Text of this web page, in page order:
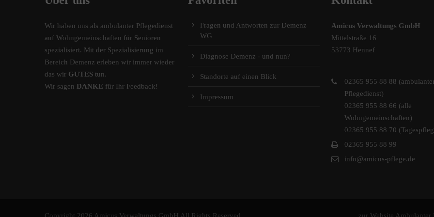
Wir haben uns als ambulanter Pflegedienst
auf Wohngemeinschaften für Senioren
spezialisiert. Mit der Spezialisierung im
Bereich Demenz erleben wir immer wieder
das wir GUTES tun.
Wir sagen DANKE für Ihr Feedback!
Fragen und Antworten zur Demenz
WG
Diagnose Demenz - und nun?
Standorte auf einen Blick
Impressum
Amicus Verwaltungs GmbH
Mittelstraße 16
53773 Hennef
02365 955 88 88
Pflegedienst)
02365 955 88 66 (alle
Wohngemeinschaften)
02365 955 88 70
02365 955 88 99
info@amicus-pflege.de